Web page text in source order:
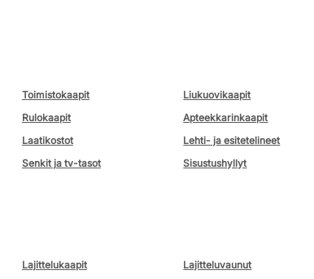
Toimistokaapit
Liukuovikaapit
Rulokaapit
Apteekkarinkaapit
Laatikostot
Lehti- ja esitetelineet
Senkit ja tv-tasot
Sisustushyllyt
Lajittelukaapit
Lajitteluvaunut